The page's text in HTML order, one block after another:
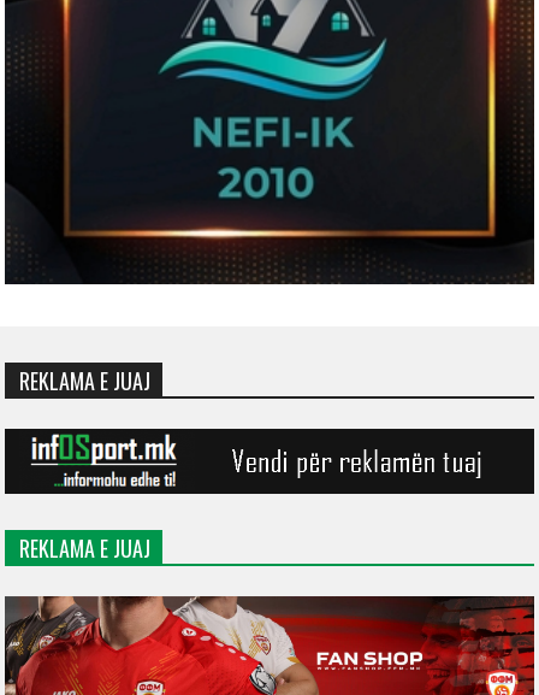
REKLAMA E JUAJ
REKLAMA E JUAJ